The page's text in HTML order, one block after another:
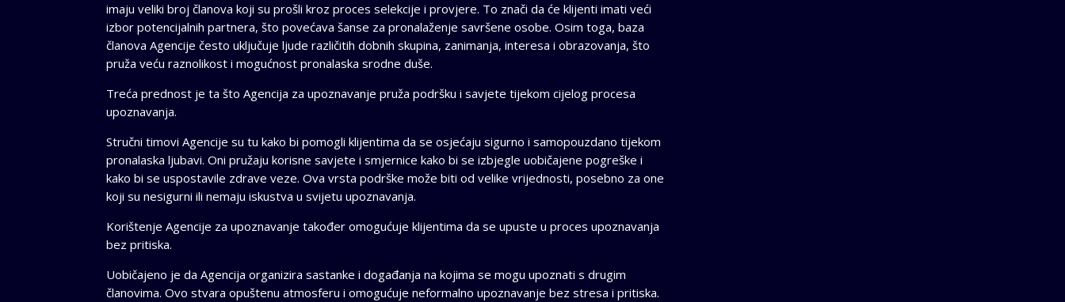
imaju veliki broj članova koji su prošli kroz proces selekcije i provjere. To znači da će klijenti imati veći
izbor potencijalnih partnera, što povećava šanse za pronalaženje savršene osobe. Osim toga, baza
članova Agencije često uključuje ljude različitih dobnih skupina, zanimanja, interesa i obrazovanja, što
pruža veću raznolikost i mogućnost pronalaska srodne duše.
Treća prednost je ta što Agencija za upoznavanje pruža podršku i savjete tijekom cijelog procesa
upoznavanja.
Stručni timovi Agencije su tu kako bi pomogli klijentima da se osjećaju sigurno i samopouzdano tijekom
pronalaska ljubavi. Oni pružaju korisne savjete i smjernice kako bi se izbjegle uobičajene pogreške i
kako bi se uspostavile zdrave veze. Ova vrsta podrške može biti od velike vrijednosti, posebno za one
koji su nesigurni ili nemaju iskustva u svijetu upoznavanja.
Korištenje Agencije za upoznavanje također omogućuje klijentima da se upuste u proces upoznavanja
bez pritiska.
Uobičajeno je da Agencija organizira sastanke i događanja na kojima se mogu upoznati s drugim
članovima. Ovo stvara opuštenu atmosferu i omogućuje neformalno upoznavanje bez stresa i pritiska.